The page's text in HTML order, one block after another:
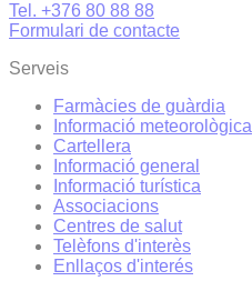
Tel. +376 80 88 88
Formulari de contacte
Serveis
Farmàcies de guàrdia
Informació meteorològica
Cartellera
Informació general
Informació turística
Associacions
Centres de salut
Telèfons d'interès
Enllaços d'interés